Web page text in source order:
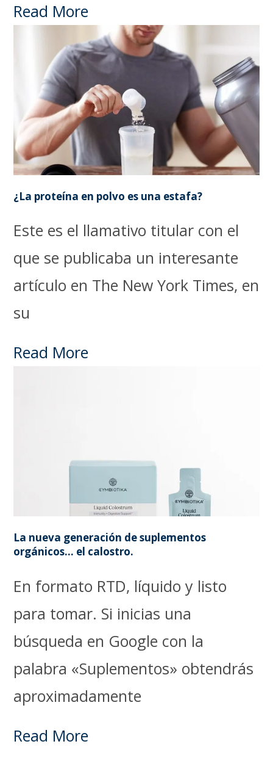
Read More
¿La proteína en polvo es una estafa?
Este es el llamativo titular con el
que se publicaba un interesante
artículo en The New York Times, en
su
Read More
La nueva generación de suplementos
orgánicos… el calostro.
En formato RTD, líquido y listo
para tomar. Si inicias una
búsqueda en Google con la
palabra «Suplementos» obtendrás
aproximadamente
Read More